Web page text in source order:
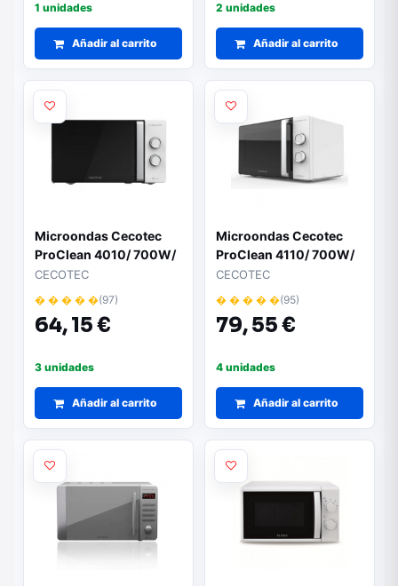
1 unidades
Añadir al carrito
2 unidades
Añadir al carrito
Microondas Cecotec
ProClean 4010/ 700W/
Capacidad 23L/ Blanco
CECOTEC
� � � � �(97)
64,15 €
3 unidades
Añadir al carrito
Microondas Cecotec
ProClean 4110/ 700W/
Capacidad 23L/
Función Grill/ Blanco y
Negro
CECOTEC
� � � � �(95)
79,55 €
4 unidades
Añadir al carrito